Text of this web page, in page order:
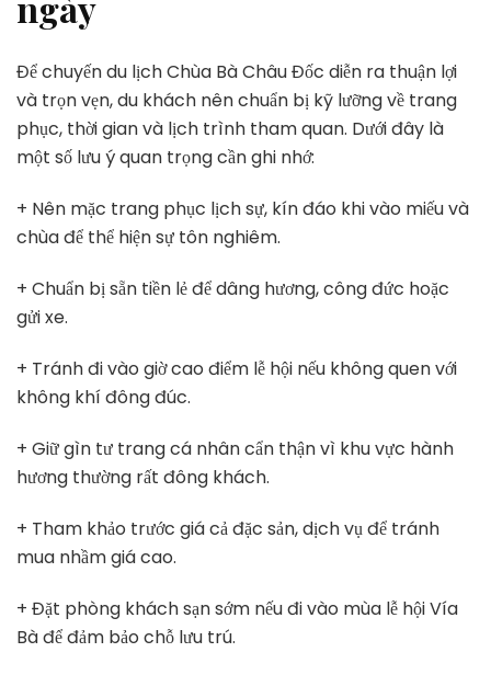
Để chuyến du lịch Chùa Bà Châu Đốc diễn ra thuận lợi
và trọn vẹn, du khách nên chuẩn bị kỹ lưỡng về trang
phục, thời gian và lịch trình tham quan. Dưới đây là
một số lưu ý quan trọng cần ghi nhớ:
+ Nên mặc trang phục lịch sự, kín đáo khi vào miếu và
chùa để thể hiện sự tôn nghiêm.
+ Chuẩn bị sẵn tiền lẻ để dâng hương, công đức hoặc
gửi xe.
+ Tránh đi vào giờ cao điểm lễ hội nếu không quen với
không khí đông đúc.
+ Giữ gìn tư trang cá nhân cẩn thận vì khu vực hành
hương thường rất đông khách.
+ Tham khảo trước giá cả đặc sản, dịch vụ để tránh
mua nhầm giá cao.
+ Đặt phòng khách sạn sớm nếu đi vào mùa lễ hội Vía
Bà để đảm bảo chỗ lưu trú.